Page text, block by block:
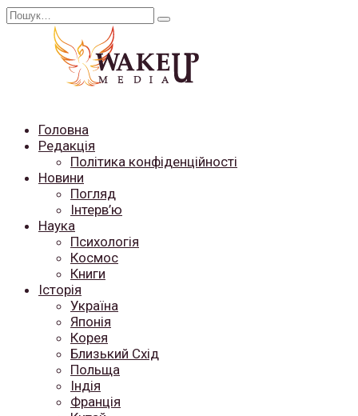
Перейти
Search
Головна
Редакція
Політика конфіденційності
Новини
Погляд
Інтерв’ю
Наука
Психологія
Космос
Книги
Історія
Україна
Японія
Корея
Близький Схід
Польща
Індія
Франція